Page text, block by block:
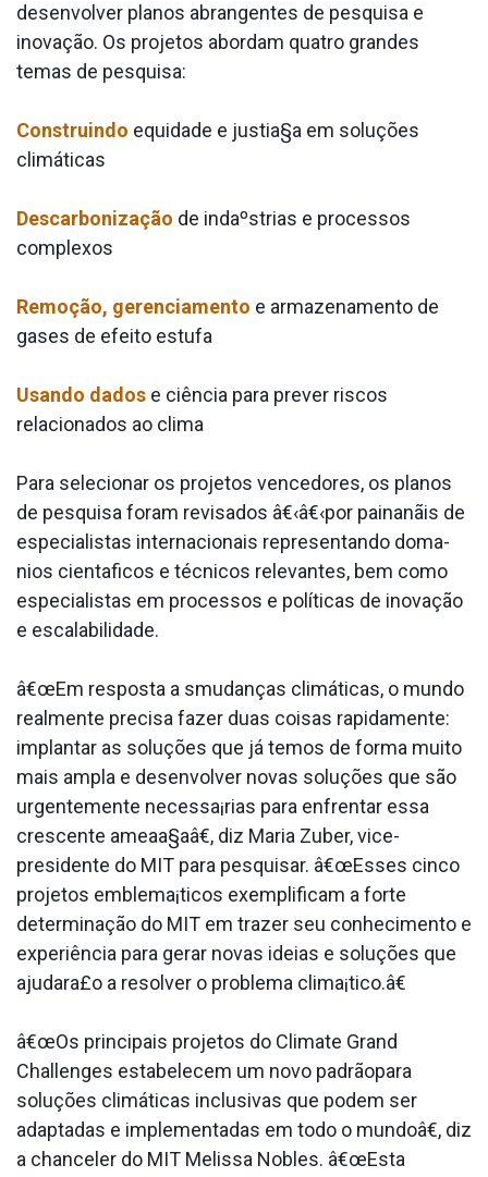
desenvolver planos abrangentes de pesquisa e
inovação. Os projetos abordam quatro grandes
temas de pesquisa:
Construindo equidade e justia§a em soluções
climáticas
Descarbonização de indaºstrias e processos
complexos
Remoção, gerenciamento e armazenamento de
gases de efeito estufa
Usando dados e ciência para prever riscos
relacionados ao clima
Para selecionar os projetos vencedores, os planos
de pesquisa foram revisados â€‹â€‹por painanãis de
especialistas internacionais representando doma­
nios cienta­ficos e técnicos relevantes, bem como
especialistas em processos e políticas de inovação
e escalabilidade.
â€œEm resposta a smudanças climáticas, o mundo
realmente precisa fazer duas coisas rapidamente:
implantar as soluções que já temos de forma muito
mais ampla e desenvolver novas soluções que são
urgentemente necessa¡rias para enfrentar essa
crescente ameaa§aâ€, diz Maria Zuber, vice-
presidente do MIT para pesquisar. â€œEsses cinco
projetos emblema¡ticos exemplificam a forte
determinação do MIT em trazer seu conhecimento e
experiência para gerar novas ideias e soluções que
ajudara£o a resolver o problema clima¡tico.â€
â€œOs principais projetos do Climate Grand
Challenges estabelecem um novo padrãopara
soluções climáticas inclusivas que podem ser
adaptadas e implementadas em todo o mundoâ€, diz
a chanceler do MIT Melissa Nobles. â€œEsta